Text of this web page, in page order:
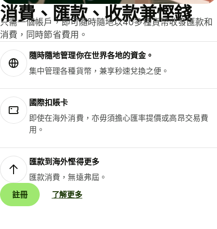
消費、匯款、收款兼慳錢
只需一個帳戶，即可隨時隨地以40多種貨幣收發匯款和
消費，同時節省費用。
隨時隨地管理你在世界各地的資金。
集中管理各種貨幣，兼享秒速兌換之便。
國際扣賬卡
即使在海外消費，亦毋須擔心匯率提價或高昂交易費
用。
匯款到海外慳得更多
匯款消費，無遠弗屆。
註冊
了解更多